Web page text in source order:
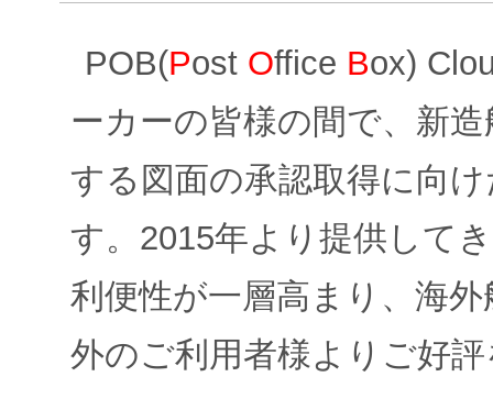
POB(Post Office Box)
ーカーの皆様の間で、新
する図面の承認取得に向
す。2015年より提供して
利便性が一層高まり、海
外のご利用者様よりご好